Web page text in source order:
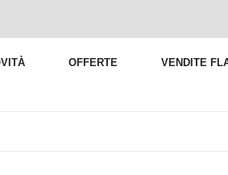
OFFERTE VENDITE